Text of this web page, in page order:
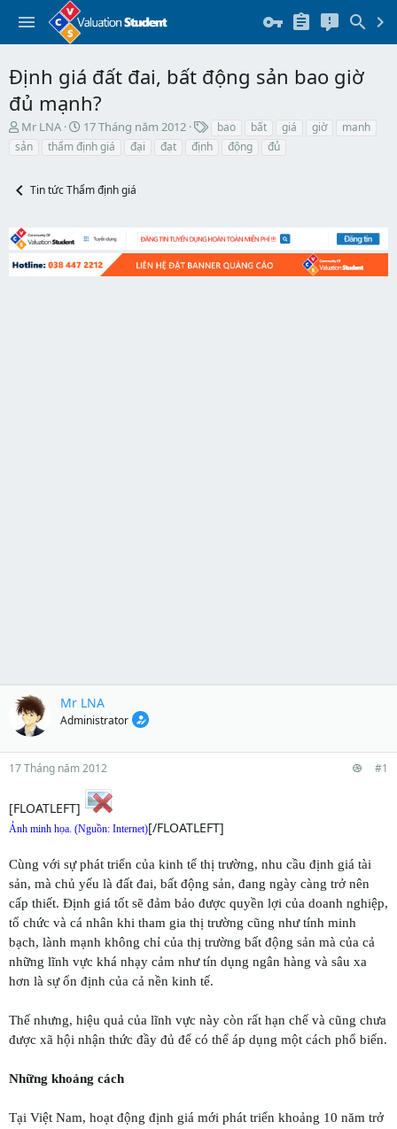
Định giá đất đai, bất động sản bao giờ
đủ mạnh?
T
h
a
t
a
r
Mr LNA
N
g
à
b
đ
u
17 Tháng năm 2012
h
bao bất giá giờ
manh
sản
thẩm định giá đại đạt định động đủ
Tin tức Thẩm định giá
Mr LNA
Administrator
17 Tháng năm 2012 #1
[FLOATLEFT]
Ảnh minh họa. (Nguồn: Internet)[/FLOATLEFT]
Cùng với sự phát triển của kinh tế thị trường, nhu cầu định giá tài
sản, mà chủ yếu là đất đai, bất động sản, đang ngày càng trở nên
cấp thiết. Định giá tốt sẽ đảm bảo được quyền lợi của doanh nghiệp,
tổ chức và cá nhân khi tham gia thị trường cũng như tính minh
bạch, lành mạnh không chỉ của thị trường bất động sản mà của cả
những lĩnh vực khá nhạy cảm như tín dụng ngân hàng và sâu xa
hơn là sự ổn định của cả nền kinh tế.
Thế nhưng, hiệu quả của lĩnh vực này còn rất hạn chế và cũng chưa
được xã hội nhận thức đầy đủ để có thể áp dụng một cách phổ biến.
Những khoảng cách
Tại Việt Nam, hoạt động định giá mới phát triển khoảng 10 năm trở